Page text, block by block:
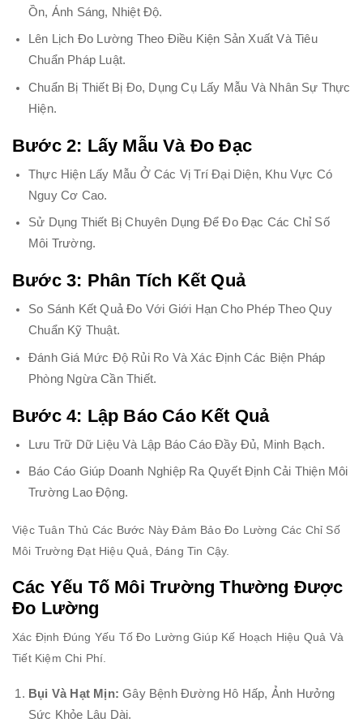
Ồn, Ánh Sáng, Nhiệt Độ.
Lên Lịch Đo Lường Theo Điều Kiện Sản Xuất Và Tiêu
Chuẩn Pháp Luật.
Chuẩn Bị Thiết Bị Đo, Dụng Cụ Lấy Mẫu Và Nhân Sự Thực
Hiện.
Bước 2: Lấy Mẫu Và Đo Đạc
Thực Hiện Lấy Mẫu Ở Các Vị Trí Đại Diện, Khu Vực Có
Nguy Cơ Cao.
Sử Dụng Thiết Bị Chuyên Dụng Để Đo Đạc Các Chỉ Số
Môi Trường.
Bước 3: Phân Tích Kết Quả
So Sánh Kết Quả Đo Với Giới Hạn Cho Phép Theo Quy
Chuẩn Kỹ Thuật.
Đánh Giá Mức Độ Rủi Ro Và Xác Định Các Biện Pháp
Phòng Ngừa Cần Thiết.
Bước 4: Lập Báo Cáo Kết Quả
Lưu Trữ Dữ Liệu Và Lập Báo Cáo Đầy Đủ, Minh Bạch.
Báo Cáo Giúp Doanh Nghiệp Ra Quyết Định Cải Thiện Môi
Trường Lao Động.
Việc Tuân Thủ Các Bước Này Đảm Bảo Đo Lường Các Chỉ Số
Môi Trường Đạt Hiệu Quả, Đáng Tin Cậy.
Các Yếu Tố Môi Trường Thường Được
Đo Lường
Xác Định Đúng Yếu Tố Đo Lường Giúp Kế Hoạch Hiệu Quả Và
Tiết Kiệm Chi Phí.
Bụi Và Hạt Mịn: Gây Bệnh Đường Hô Hấp, Ảnh Hưởng
Sức Khỏe Lâu Dài.